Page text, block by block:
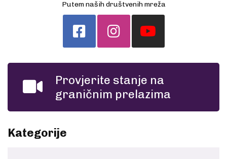
Putem naših društvenih mreža
Provjerite stanje na
graničnim prelazima
Kategorije